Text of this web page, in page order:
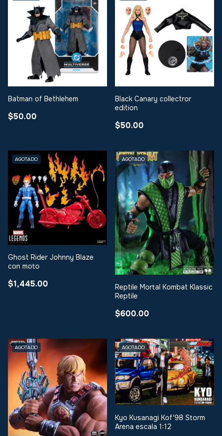
Batman of Bethlehem
$50.00
Black Canary collectror
edition
$50.00
AGOTADO
Ghost Rider Johnny Blaze
con moto
$1,445.00
AGOTADO
Reptile Mortal Kombat Klassic
Reptile
$600.00
AGOTADO AGOTADO
Kyo Kusanagi Kof'98 Storm
Arena escala 1:12